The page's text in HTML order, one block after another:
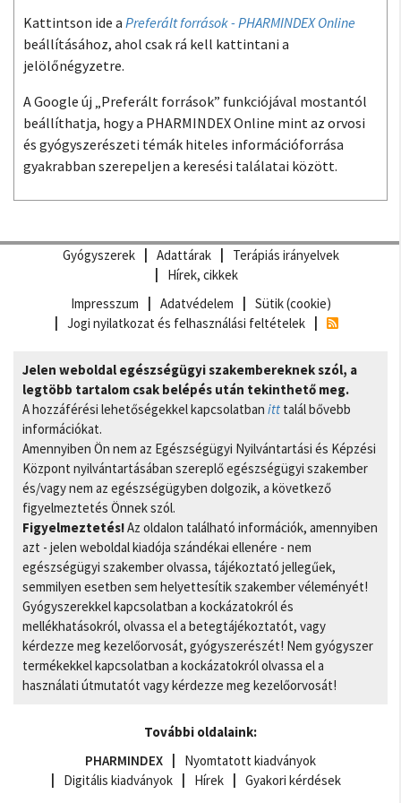
Kattintson ide a Preferált források - PHARMINDEX Online
beállításához, ahol csak rá kell kattintani a
jelölőnégyzetre.
A Google új „Preferált források” funkciójával mostantól
beállíthatja, hogy a PHARMINDEX Online mint az orvosi
és gyógyszerészeti témák hiteles információforrása
gyakrabban szerepeljen a keresési találatai között.
Gyógyszerek Adattárak
Terápiás irányelvek
Hírek, cikkek
Impresszum
Adatvédelem
Sütik (cookie)
Jogi nyilatkozat és felhasználási feltételek
Jelen weboldal egészségügyi szakembereknek szól, a
legtöbb tartalom csak belépés után tekinthető meg.
A hozzáférési lehetőségekkel kapcsolatban itt talál bővebb
információkat.
Amennyiben Ön nem az Egészségügyi Nyilvántartási és Képzési
Központ nyilvántartásában szereplő egészségügyi szakember
és/vagy nem az egészségügyben dolgozik, a következő
figyelmeztetés Önnek szól.
Figyelmeztetés!Az oldalon található információk, amennyiben
azt - jelen weboldal kiadója szándékai ellenére - nem
egészségügyi szakember olvassa, tájékoztató jellegűek,
semmilyen esetben sem helyettesítik szakember véleményét!
Gyógyszerekkel kapcsolatban a kockázatokról és
mellékhatásokról, olvassa el a betegtájékoztatót, vagy
kérdezze meg kezelőorvosát, gyógyszerészét! Nem gyógyszer
termékekkel kapcsolatban a kockázatokról olvassa el a
használati útmutatót vagy kérdezze meg kezelőorvosát!
További oldalaink:
PHARMINDEX
Nyomtatott kiadványok
Digitális kiadványok
Hírek Gyakori kérdések